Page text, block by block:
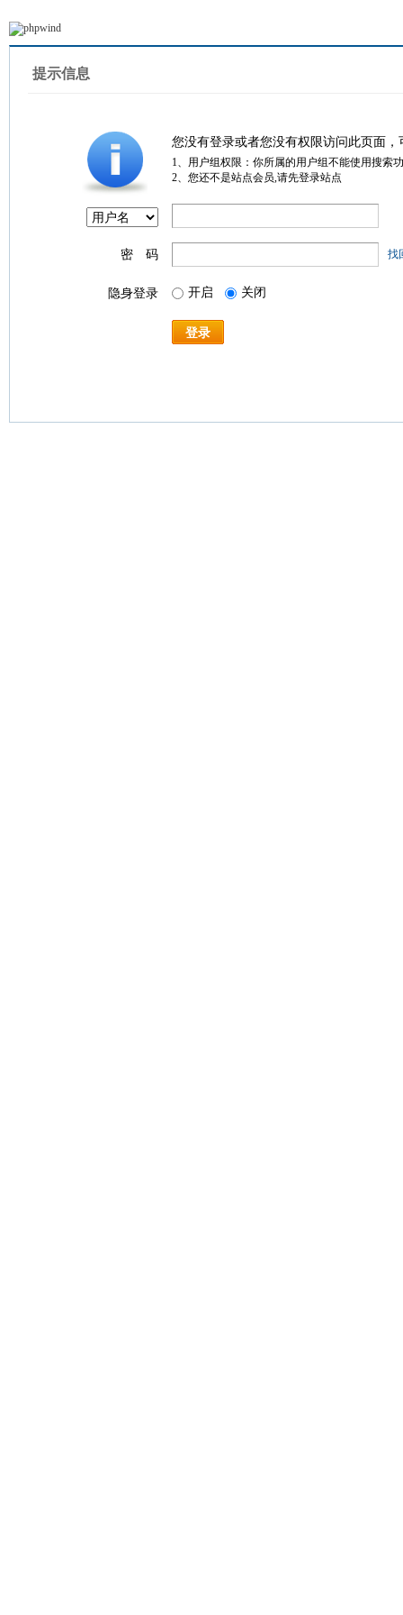
提示信息
您没有登录或者您没有权限访问此页面
1、用户组权限：你所属的用户组不能使用搜索
2、您还不是站点会员,请先登录站点
密 码 找
隐身登录 开启 关闭
登录